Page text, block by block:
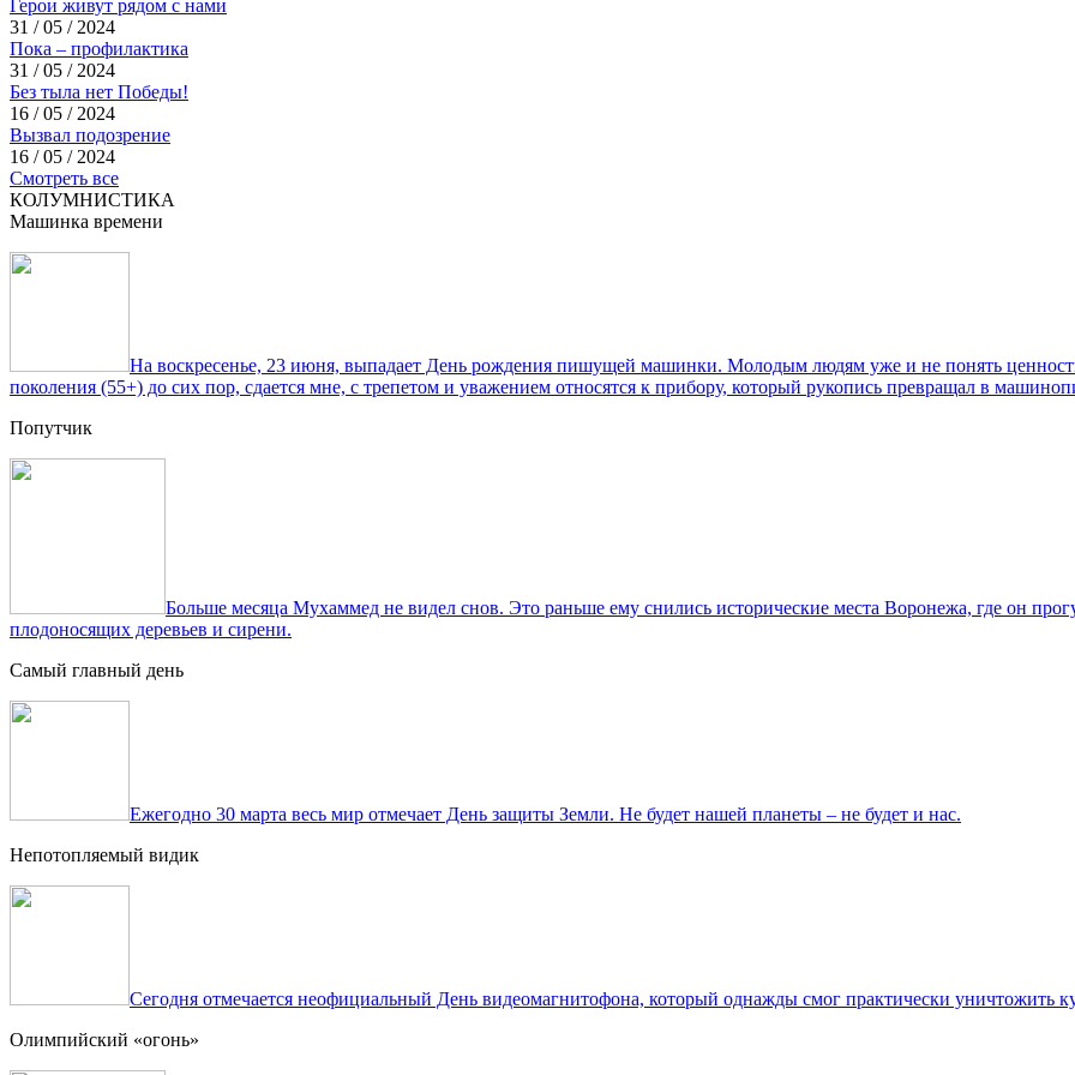
Герои живут рядом с нами
31 / 05 / 2024
Пока – профилактика
31 / 05 / 2024
Без тыла нет Победы!
16 / 05 / 2024
Вызвал подозрение
16 / 05 / 2024
Смотреть все
КОЛУМНИСТИКА
Машинка времени
На воскресенье, 23 июня, выпадает День рождения пишущей машинки. Молодым людям уже и не понять
поколения (55+) до сих пор, сдается мне, с трепетом и уважением относятся к прибору, который рукопись превращал в
Попутчик
Больше месяца Мухаммед не видел снов. Это раньше ему снились исторические места Воронежа, где он
плодоносящих деревьев и сирени.
Самый главный день
Ежегодно 30 марта весь мир отмечает День защиты Земли. Не будет нашей планеты – не будет и нас.
Непотопляемый видик
Сегодня отмечается неофициальный День видеомагнитофона, который однажды смог практически уничтожить
Олимпийский «огонь»